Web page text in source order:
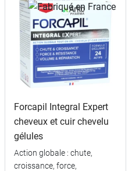
90 gélules +
shampooing
offert
29,99 €
Forcapil Integral Expert
cheveux et cuir chevelu
gélules
Action globale : chute,
croissance, force,